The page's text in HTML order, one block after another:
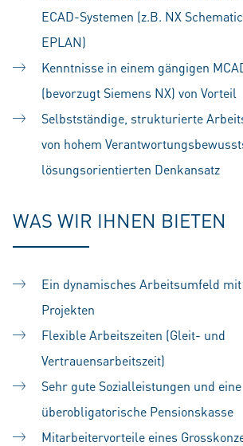
ECAD-Systemen (z.B. NX
EPLAN)
Kenntnisse in einem gängigen
(bevorzugt Siemens NX) von Vorteil
Selbstständige, strukturierte
von hohem
lösungsorientierten Denkansatz
WAS WIR IHNEN BIETEN
Ein dynamisches Arbeitsumfeld
Projekten
Flexible Arbeitszeiten (Gleit- und
Vertrauensarbeitszeit)
Sehr gute Sozialleistungen und eine
überobligatorische Pensionskasse
Mitarbeitervorteile eines